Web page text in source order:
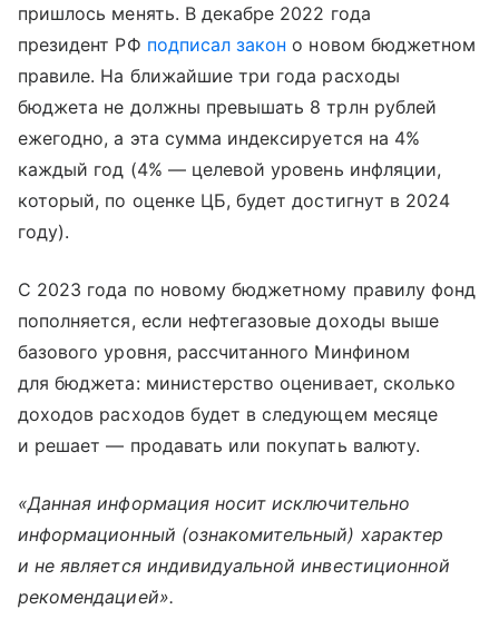
пришлось менять. В декабре 2022 года
президент РФ подписал закон о новом бюджетном
правиле. На ближайшие три года расходы
бюджета не должны превышать 8 трлн рублей
ежегодно, а эта сумма индексируется на 4%
каждый год (4% —целевой уровень инфляции,
который, по оценке ЦБ, будет достигнут в 2024
году).
С 2023 года по новому бюджетному правилу фонд
пополняется, если нефтегазовые доходы выше
базового уровня, рассчитанного Минфином
для бюджета: министерство оценивает, сколько
доходов расходов будет в следующем месяце
и решает — продавать или покупать валюту.
«Данная информация носит исключительно
информационный (ознакомительный) характер
и не является индивидуальной инвестиционной
рекомендацией».